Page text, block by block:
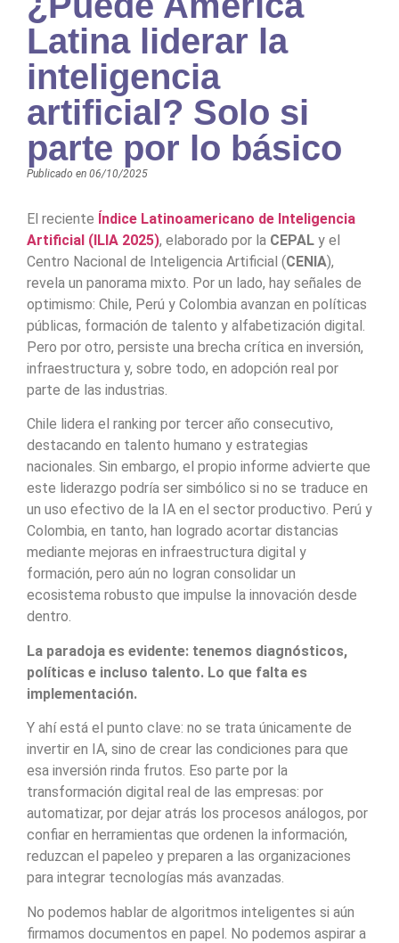
Latina liderar la
inteligencia
artificial? Solo si
parte por lo básico
Publicado en 06/10/2025
El reciente Índice Latinoamericano de Inteligencia
Artificial (ILIA 2025), elaborado por la CEPAL y el
Centro Nacional de Inteligencia Artificial (CENIA),
revela un panorama mixto. Por un lado, hay señales de
optimismo: Chile, Perú y Colombia avanzan en políticas
públicas, formación de talento y alfabetización digital.
Pero por otro, persiste una brecha crítica en inversión,
infraestructura y, sobre todo, en adopción real por
parte de las industrias.
Chile lidera el ranking por tercer año consecutivo,
destacando en talento humano y estrategias
nacionales. Sin embargo, el propio informe advierte que
este liderazgo podría ser simbólico si no se traduce en
un uso efectivo de la IA en el sector productivo. Perú y
Colombia, en tanto, han logrado acortar distancias
mediante mejoras en infraestructura digital y
formación, pero aún no logran consolidar un
ecosistema robusto que impulse la innovación desde
dentro.
La paradoja es evidente: tenemos diagnósticos,
políticas e incluso talento. Lo que falta es
implementación.
Y ahí está el punto clave: no se trata únicamente de
invertir en IA, sino de crear las condiciones para que
esa inversión rinda frutos. Eso parte por la
transformación digital real de las empresas: por
automatizar, por dejar atrás los procesos análogos, por
confiar en herramientas que ordenen la información,
reduzcan el papeleo y preparen a las organizaciones
para integrar tecnologías más avanzadas.
No podemos hablar de algoritmos inteligentes si aún
firmamos documentos en papel. No podemos aspirar a